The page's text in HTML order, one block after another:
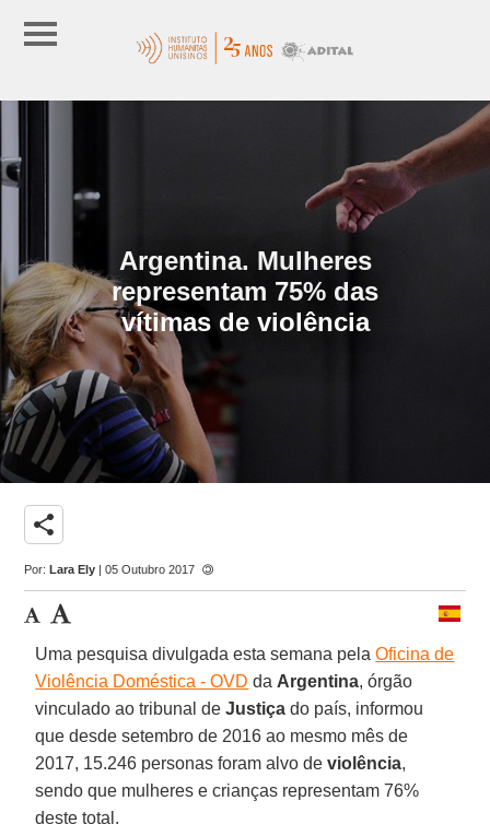
Argentina. Mulheres
representam 75% das
vítimas de violência
share
Por:Lara Ely | 05 Outubro 2017
Uma pesquisa divulgada esta semana pelaOficina de
Violência Doméstica - OVD da Argentina, órgão
vinculado ao tribunal de Justiça do país, informou
que desde setembro de 2016 ao mesmo mês de
2017, 15.246 personas foram alvo deviolência,
sendo que mulheres e crianças representam 76%
deste total.